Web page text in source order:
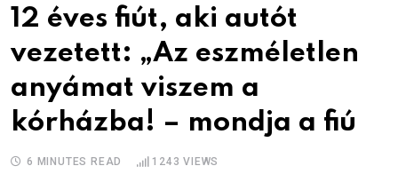
12 éves fiút, aki autót
vezetett: „Az eszméletlen
anyámat viszem a
kórházba! – mondja a fiú
6 MINUTES READ 1243 VIEWS